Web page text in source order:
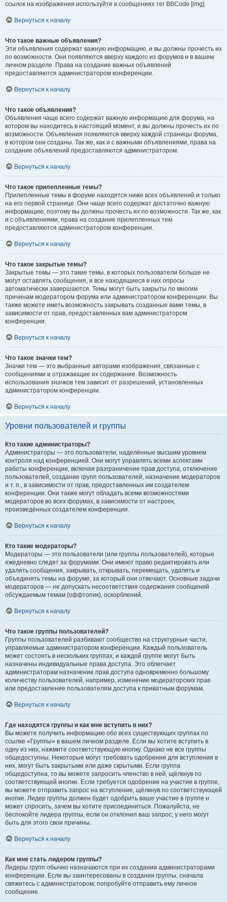
ссылок на изображения используйте в сообщениях тег BBCode [img].
Вернуться к началу
Что такое важные объявления?
Эти объявления содержат важную информацию, и вы должны прочесть их
по возможности. Они появляются вверху каждого из форумов и в вашем
личном разделе. Права на создание важных объявлений
предоставляются администратором конференции.
Вернуться к началу
Что такое объявления?
Объявления чаще всего содержат важную информацию для форума, на
котором вы находитесь в настоящий момент, и вы должны прочесть их по
возможности. Объявления появляются вверху каждой страницы форума,
в котором они созданы. Так же, как и с важными объявлениями, права на
создание объявлений предоставляются администратором.
Вернуться к началу
Что такое прилепленные темы?
Прилепленные темы в форуме находятся ниже всех объявлений и только
на его первой странице. Они чаще всего содержат достаточно важную
информацию, поэтому вы должны прочесть их по возможности. Так же, как
и с объявлениями, права на создание прилепленных тем
предоставляются администратором конференции.
Вернуться к началу
Что такое закрытые темы?
Закрытые темы — это такие темы, в которых пользователи больше не
могут оставлять сообщения, и все находящиеся в них опросы
автоматически завершаются. Темы могут быть закрыты по многим
причинам модератором форума или администратором конференции. Вы
также можете иметь возможность закрывать созданные вами темы, в
зависимости от прав, предоставленных вам администратором
конференции.
Вернуться к началу
Что такое значки тем?
Значки тем — это выбранные авторами изображения, связанные с
сообщениями и отражающие их содержание. Возможность
использования значков тем зависит от разрешений, установленных
администратором конференции.
Вернуться к началу
Уровни пользователей и группы
Кто такие администраторы?
Администраторы — это пользователи, наделённые высшим уровнем
контроля над конференцией. Они могут управлять всеми аспектами
работы конференции, включая разграничение прав доступа, отключение
пользователей, создание групп пользователей, назначение модераторов
и т. п., в зависимости от прав, предоставленных им создателем
конференции. Они также могут обладать всеми возможностями
модераторов во всех форумах, в зависимости от настроек,
произведённых создателем конференции.
Вернуться к началу
Кто такие модераторы?
Модераторы — это пользователи (или группы пользователей), которые
ежедневно следят за форумами. Они имеют право редактировать или
удалять сообщения, закрывать, открывать, перемещать, удалять и
объединять темы на форуме, за который они отвечают. Основные задачи
модераторов — не допускать несоответствия содержания сообщений
обсуждаемым темам (оффтопик), оскорблений.
Вернуться к началу
Что такое группы пользователей?
Группы пользователей разбивают сообщество на структурные части,
управляемые администратором конференции. Каждый пользователь
может состоять в нескольких группах, и каждой группе могут быть
назначены индивидуальные права доступа. Это облегчает
администраторам назначение прав доступа одновременно большому
количеству пользователей, например, изменение модераторских прав
или предоставление пользователям доступа к приватным форумам.
Вернуться к началу
Где находятся группы и как мне вступить в них?
Вы можете получить информацию обо всех существующих группах по
ссылке «Группы» в вашем личном разделе. Если вы хотите вступить в
одну из них, нажмите соответствующую кнопку. Однако не все группы
общедоступны. Некоторые могут требовать одобрения для вступления в
них, могут быть закрытыми или даже скрытыми. Если группа
общедоступна, то вы можете запросить членство в ней, щёлкнув по
соответствующей кнопке. Если требуется одобрение на участие в группе,
вы можете отправить запрос на вступление, щёлкнув по соответствующей
кнопке. Лидер группы должен будет одобрить ваше участие в группе и
может спросить, зачем вы хотите присоединиться. Пожалуйста, не
беспокойте лидера группы, если он отклонил ваш запрос; у него могут
быть для этого свои причины.
Вернуться к началу
Как мне стать лидером группы?
Лидеры групп обычно назначаются при их создании администраторами
конференции. Если вы заинтересованы в создании группы, сначала
свяжитесь с администратором; попробуйте отправить ему личное
сообщение.